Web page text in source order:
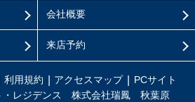
会社概要
来店予約
利用規約 アクセスマップ
PCサイト
・レジデンス 株式会社瑞鳳 秋葉原